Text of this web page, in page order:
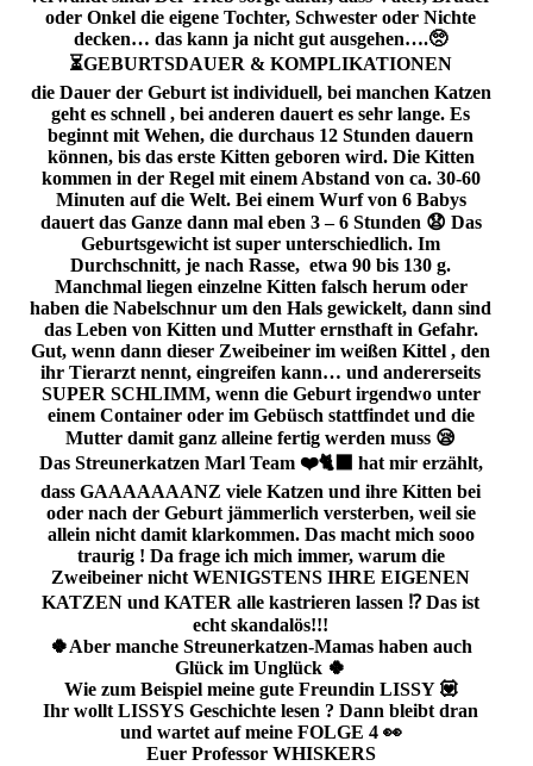
oder Onkel die eigene Tochter, Schwester oder Nichte
decken… das kann ja nicht gut ausgehen….🥺
⏳️GEBURTSDAUER & KOMPLIKATIONEN
die Dauer der Geburt ist individuell, bei manchen Katzen
geht es schnell , bei anderen dauert es sehr lange. Es
beginnt mit Wehen, die durchaus 12 Stunden dauern
können, bis das erste Kitten geboren wird. Die Kitten
kommen in der Regel mit einem Abstand von ca. 30-60
Minuten auf die Welt. Bei einem Wurf von 6 Babys
dauert das Ganze dann mal eben 3 – 6 Stunden 😧 Das
Geburtsgewicht ist super unterschiedlich. Im
Durchschnitt, je nach Rasse, etwa 90 bis 130 g.
Manchmal liegen einzelne Kitten falsch herum oder
haben die Nabelschnur um den Hals gewickelt, dann sind
das Leben von Kitten und Mutter ernsthaft in Gefahr.
Gut, wenn dann dieser Zweibeiner im weißen Kittel , den
ihr Tierarzt nennt, eingreifen kann… und andererseits
SUPER SCHLIMM, wenn die Geburt irgendwo unter
einem Container oder im Gebüsch stattfindet und die
Mutter damit ganz alleine fertig werden muss 😪
Das Streunerkatzen Marl Team ❤️🐈‍⬛ hat mir erzählt,
dass GAAAAAAANZ viele Katzen und ihre Kitten bei
oder nach der Geburt jämmerlich versterben, weil sie
allein nicht damit klarkommen. Das macht mich sooo
traurig ! Da frage ich mich immer, warum die
Zweibeiner nicht WENIGSTENS IHRE EIGENEN
KATZEN und KATER alle kastrieren lassen ⁉️ Das ist
echt skandalös!!!
🍀Aber manche Streunerkatzen-Mamas haben auch
Glück im Unglück 🍀
Wie zum Beispiel meine gute Freundin LISSY 💟
Ihr wollt LISSYS Geschichte lesen ? Dann bleibt dran
und wartet auf meine FOLGE 4 👀
Euer Professor WHISKERS